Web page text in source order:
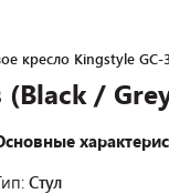
кресло Kingstyle GC-
(Black /
Стул